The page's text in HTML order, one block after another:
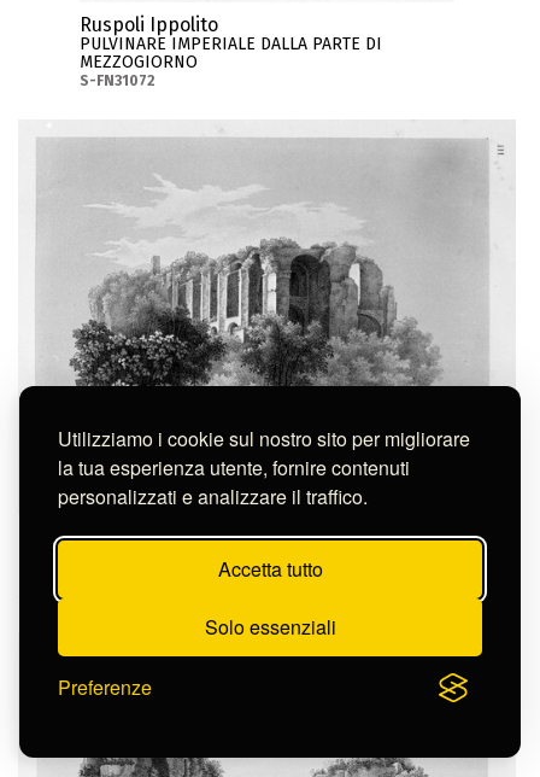
Utilizziamo i cookie sul nostro sito per migliorare
la tua esperienza utente, fornire contenuti
personalizzati e analizzare il traffico.
Accetta tutto
Solo essenziali
Preferenze
Ruspoli Ippolito
PULVINARE IMPERIALE DALLA PARTE DI
MEZZOGIORNO
S-FN31072
Ruspoli Ippolito
S-FN31073